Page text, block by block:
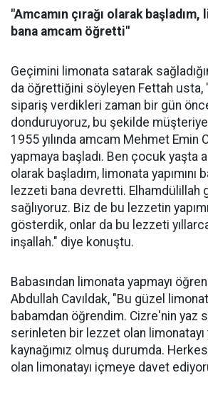
"Amcamın çırağı olarak başladım,
bana amcam öğretti"
Geçimini limonata satarak
da öğrettiğini söyleyen Fettah usta,
sipariş verdikleri zaman bir gün
donduruyoruz, bu şekilde
1955 yılında amcam Mehmet Emin
yapmaya başladı. Ben çocuk yaşta
olarak başladım, limonata yapımını
lezzeti bana devretti. Elhamdülillah
sağlıyoruz. Biz de bu lezzetin
gösterdik, onlar da bu lezzeti
inşallah." diye konuştu.
Babasından limonata yapmayı
Abdullah Cavıldak, "Bu güzel
babamdan öğrendim. Cizre'nin yaz
serinleten bir lezzet olan limonatayı
kaynağımız olmuş durumda.
olan limonatayı içmeye davet